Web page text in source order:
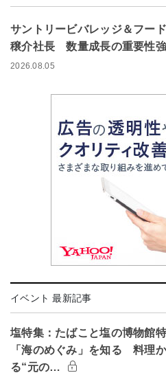
サントリービバレッジ＆フー
穣介社長 数量成長の重要性
2026.08.05
イベント 最新記事
塩特集：たばこと塩の博物館
「海のめぐみ」を知る 料理
る“元の…